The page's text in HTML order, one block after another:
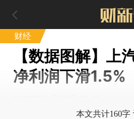
财经
【数据图解】上
净利润下滑1.5%
本文共计160字